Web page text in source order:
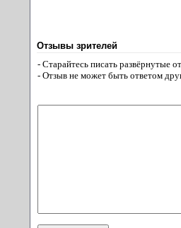
Отзывы зрителей
- Старайтесь писать развёрнутые
- Отзыв не может быть ответом